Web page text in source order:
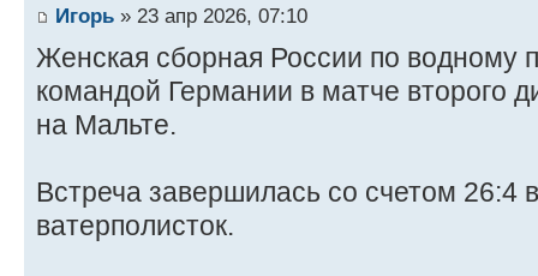
Игорь » 23 апр 2026, 07:10
Женская сборная России по водному
командой Германии в матче второго
на Мальте.
Встреча завершилась со счетом 26:4
ватерполисток.